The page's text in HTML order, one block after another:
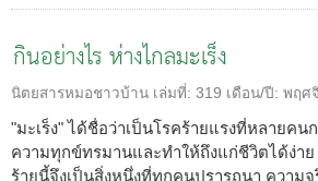
กินอย่างไร ห่างไกลมะเร็ง
นิตยสารหมอชาวบ้าน เล่มที่: 319 เดือน/ปี: พฤศ
"มะเร็ง" ได้ชื่อว่าเป็นโรคร้ายแรงที่หลายคน
ความทุกข์ทรมานและทำให้ถึงแก่ชีวิตได้ง่า
ร้ายนี้จึงเป็นสิ่งหนึ่งที่ทุกคนปรารถนา ความจ